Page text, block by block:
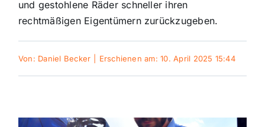
Verkehrsmeldungen
Polizeimeldungen
und gestohlene Räder schneller ihren
rechtmäßigen Eigentümern zurückzugeben.
Von: Daniel Becker Erschienen am: 10. April 2025 15:44